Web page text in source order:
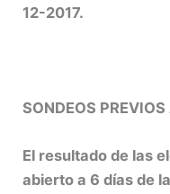
12-2017.
SONDEOS
El resultado de las
abierto a 6 días de